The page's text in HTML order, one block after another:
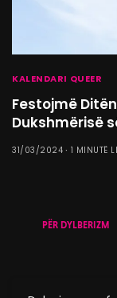
KALENDARI QUEER
Festojmë
Dukshmërisë
31/03/2024 1 MINUTË
PËR DYLBERIZM